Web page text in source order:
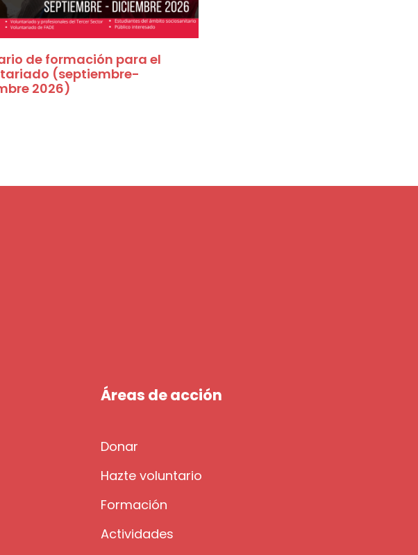
de formación para el
(septiembre-
2026)
Áreas de acción
Donar
Hazte voluntario
Formación
Actividades